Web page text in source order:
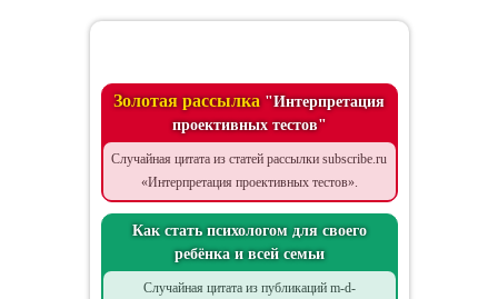
Золотая рассылка"Интерпретация
проективных тестов"
Случайная цитата из статей рассылки subscribe.ru
«Интерпретация проективных тестов».
Как стать психологом для своего
ребёнка и всей семьи
Случайная цитата из публикаций m-d-